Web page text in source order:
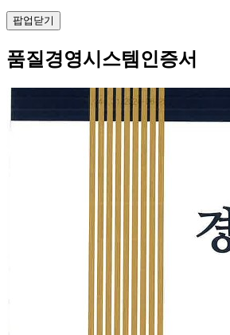
팝업닫기
품질경영시스템인증서